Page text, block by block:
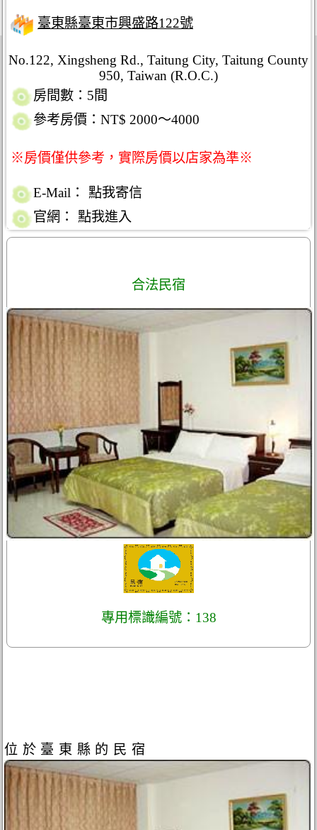
臺東縣臺東市興盛路122號
No.122, Xingsheng Rd., Taitung City, Taitung County
950, Taiwan (R.O.C.)
房間數：5間
參考房價：NT$ 2000～4000
※房價僅供參考，實際房價以店家為準※
E-Mail：
點我寄信
官網：
點我進入
合法民宿
專用標識編號：138
位於臺東縣的民宿